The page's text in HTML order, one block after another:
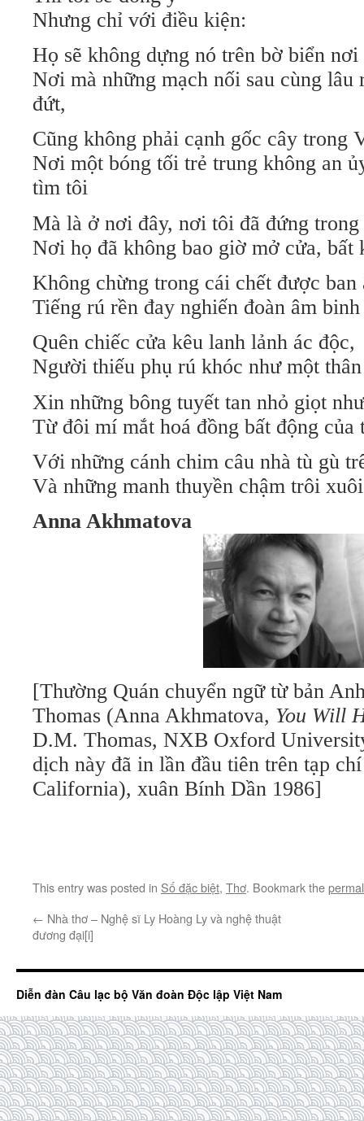
Nhưng chỉ với điều kiện:
Họ sẽ không dựng nó trên bờ biển
Nơi mà những mạch nối sau cùng
đứt,
Cũng không phải cạnh gốc cây trong
Nơi một bóng tối trẻ trung không an
tìm tôi
Mà là ở nơi đây, nơi tôi đã đứng
Nơi họ đã không bao giờ mở cửa, bất
Không chừng trong cái chết được ban
Tiếng rú rền đay nghiến đoàn âm
Quên chiếc cửa kêu lanh lảnh ác độc,
Người thiếu phụ rú khóc như một
Xin những bông tuyết tan nhỏ giọt
Từ đôi mí mắt hoá đồng bất động của
Với những cánh chim câu nhà tù gù
Và những manh thuyền chậm trôi
Anna Akhmatova
[Thường Quán chuyển ngữ từ bản
Thomas (Anna Akhmatova, You Will
D.M. Thomas, NXB Oxford
dịch này đã in lần đầu tiên trên tạp
California), xuân Bính Dần 1986]
This entry was posted in Số đặc biệt, Thơ. Bookmark the
← Nhà thơ – Nghệ sĩ Ly Hoàng Ly và nghệ thuật
đương đại[i]
Diễn đàn Câu lạc bộ Văn đoàn Độc lập Việt Nam